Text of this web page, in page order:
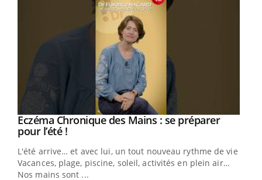
Youtube
Eczéma Chronique des Mains : se préparer
pour l’été !Youtube
L'été arrive… et avec lui, un tout nouveau rythme de vie !
Vacances, plage, piscine, soleil, activités en plein air…
Nos mains sont ...